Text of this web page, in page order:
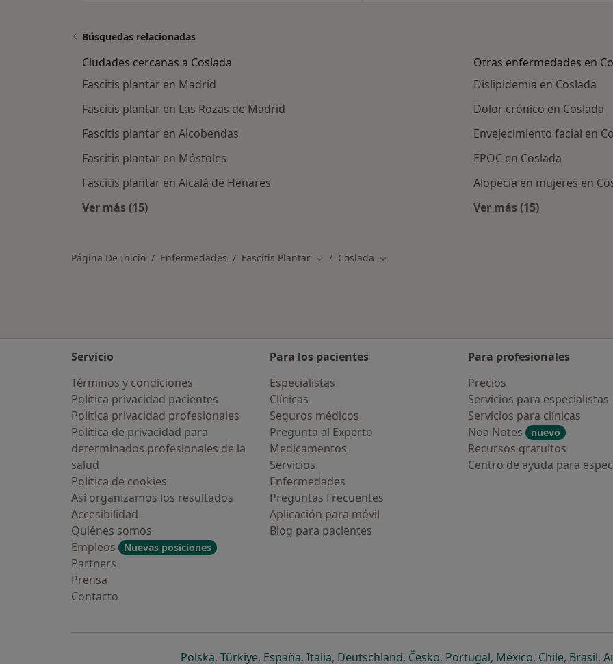
Búsquedas relacionadas
Ciudades cercanas a Coslada
Fascitis plantar en Madrid
Fascitis plantar en Las Rozas de Madrid
Fascitis plantar en Alcobendas
Fascitis plantar en Móstoles
Fascitis plantar en Alcalá de Henares
Ver más (15)
Otras enfermedades en
Dislipidemia en Coslada
Dolor crónico en Coslada
Envejecimiento facial en
EPOC en Coslada
Alopecia en mujeres en
Ver más (15)
Página De Inicio Enfermedades Fascitis Plantar Cambiar de ciudad
Coslada Cambiar de ciudad
Servicio
Términos y condiciones
Política privacidad pacientes
Política privacidad profesionales
Política de privacidad para
determinados profesionales de la
salud
Política de cookies
Así organizamos los resultados
Accesibilidad
Quiénes somos
Empleos
Nuevas posiciones
Partners
Prensa
Contacto
Para los pacientes
Especialistas
Clínicas
Seguros médicos
Pregunta al Experto
Medicamentos
Servicios
Enfermedades
Preguntas Frecuentes
Aplicación para móvil
Blog para pacientes
Para profesionales
Precios
Servicios para especialistas
Servicios para clínicas
Noa Notes
nuevo
Recursos gratuitos
Centro de ayuda para
Polskase abre en una nueva pestaña
, Türkiyese abre en una nueva pestaña
, Españase abre en una nueva pestaña
, Italiase abre en una nueva pestaña
, Deutschlandse abre en una nueva pestaña
, Českose abre en una nueva pestaña
, Portugalse abre en una nueva
, Méxicose abre en una
, Chilese abre
, Brasilse
,